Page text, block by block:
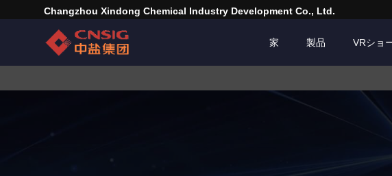
Changzhou Xindong Chemical Industry Development Co., Ltd.
家 製品 VRショ